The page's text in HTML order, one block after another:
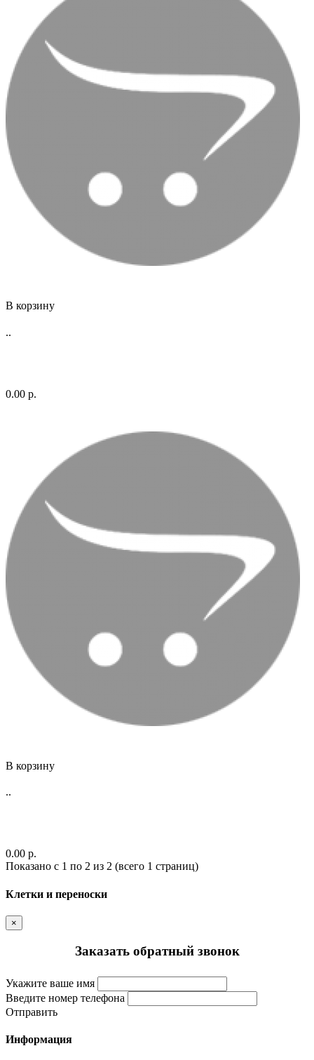
В корзину
..
0.00 р.
В корзину
..
0.00 р.
Показано с 1 по 2 из 2 (всего 1 страниц)
Клетки и переноски
×
Заказать обратный звонок
Укажите ваше имя
Введите номер телефона
Отправить
Информация